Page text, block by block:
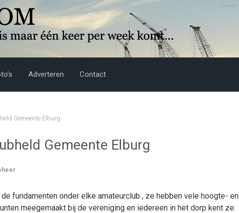
Adverteren Contact
Gemeente Elburg
Gemeente Elburg
fundamenten onder elke amateurclub , ze hebben vele hoogte- en
meegemaakt bij de vereniging en iedereen in het dorp kent ze: